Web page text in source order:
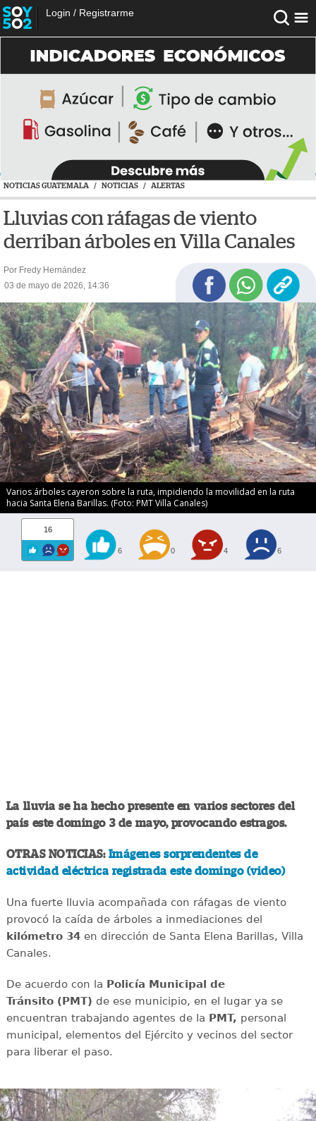
Login / Registrarme
NOTICIAS GUATEMALA / NOTICIAS / ALERTAS
Lluvias con ráfagas de viento
derriban árboles en Villa Canales
Por Fredy Hernández
03 de mayo de 2026, 14:36
Varios árboles cayeron sobre la ruta, impidiendo la movilidad en la ruta
hacia Santa Elena Barillas. (Foto: PMT Villa Canales)
16
6 0 4 6
La lluvia se ha hecho presente en varios sectores del
país este domingo 3 de mayo, provocando estragos.
OTRAS NOTICIAS: Imágenes sorprendentes de
actividad eléctrica registrada este domingo (video)
Una fuerte lluvia acompañada con ráfagas de viento
provocó la caída de árboles a inmediaciones del
kilómetro 34en dirección de Santa Elena Barillas, Villa
Canales.
De acuerdo con la Policía Municipal de
Tránsito (PMT) de ese municipio, en el lugar ya se
encuentran trabajando agentes de la PMT, personal
municipal, elementos del Ejército y vecinos del sector
para liberar el paso.